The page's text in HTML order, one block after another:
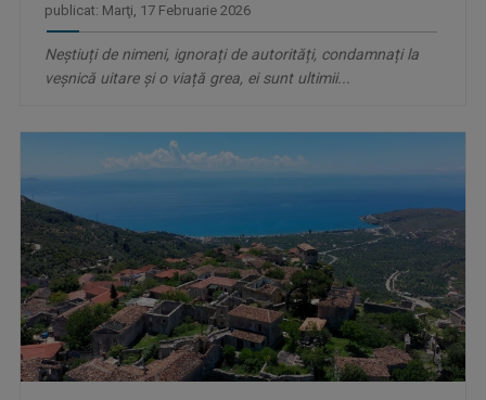
publicat: Marţi, 17 Februarie 2026
Neștiuți de nimeni, ignorați de autorități, condamnați la
veșnică uitare și o viață grea, ei sunt ultimii...